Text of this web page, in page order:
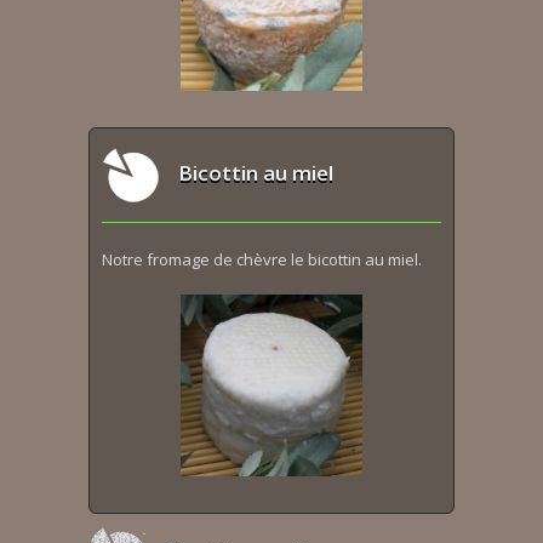
Bicottin au miel
Notre fromage de chèvre le bicottin au miel.